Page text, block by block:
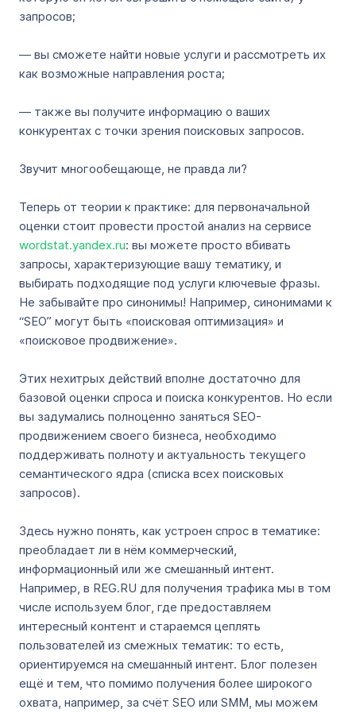
запросов;
— вы сможете найти новые услуги и рассмотреть их
как возможные направления роста;
— также вы получите информацию о ваших
конкурентах с точки зрения поисковых запросов.
Звучит многообещающе, не правда ли?
Теперь от теории к практике: для первоначальной
оценки стоит провести простой анализ на сервисе
wordstat.yandex.ru: вы можете просто вбивать
запросы, характеризующие вашу тематику, и
выбирать подходящие под услуги ключевые фразы.
Не забывайте про синонимы! Например, синонимами к
“SEO” могут быть «поисковая оптимизация» и
«поисковое продвижение».
Этих нехитрых действий вполне достаточно для
базовой оценки спроса и поиска конкурентов. Но если
вы задумались полноценно заняться SEO-
продвижением своего бизнеса, необходимо
поддерживать полноту и актуальность текущего
семантического ядра (списка всех поисковых
запросов).
Здесь нужно понять, как устроен спрос в тематике:
преобладает ли в нём коммерческий,
информационный или же смешанный интент.
Например, в REG.RU для получения трафика мы в том
числе используем блог, где предоставляем
интересный контент и стараемся цеплять
пользователей из смежных тематик: то есть,
ориентируемся на смешанный интент. Блог полезен
ещё и тем, что помимо получения более широкого
охвата, например, за счёт SEO или SMM, мы можем